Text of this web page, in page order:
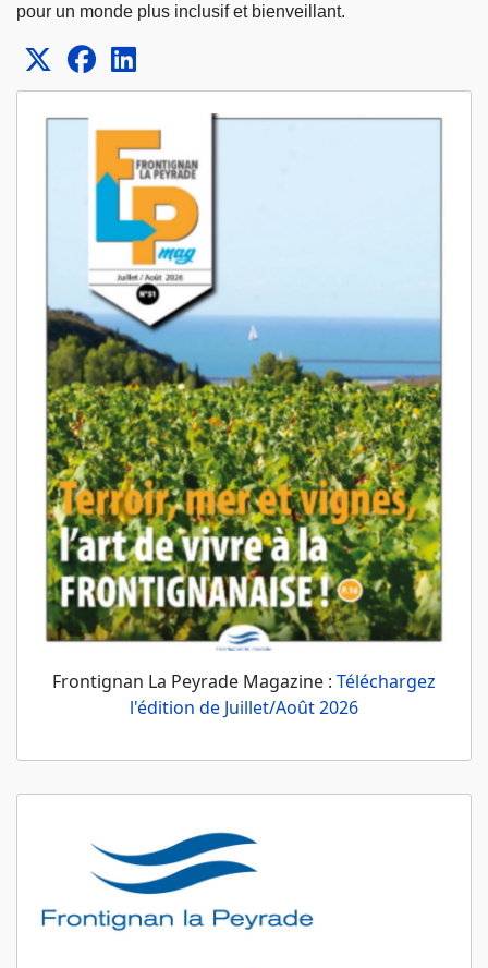
pour un monde plus inclusif et bienveillant.
Frontignan La Peyrade Magazine : Téléchargez
l'édition de Juillet/Août 2026